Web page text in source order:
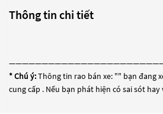
Thông tin chi tiết
* Chú ý:Thông tin rao bán xe: "" bạn đang
cung cấp . Nếu bạn phát hiện có sai sót